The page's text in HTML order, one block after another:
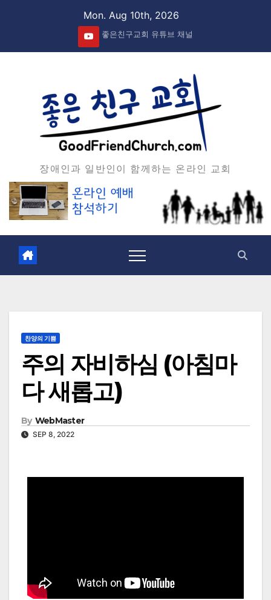
Mon. Aug 10th, 2026
좋은친구교회 유튜브 채널
장애인과 일반인이 함께하는 온라인 교회
찬양의 기쁨
주의 자비하심 (아침마
다 새롭고)
By WebMaster
SEP 8, 2022